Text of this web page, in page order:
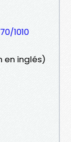
1010
en inglés)